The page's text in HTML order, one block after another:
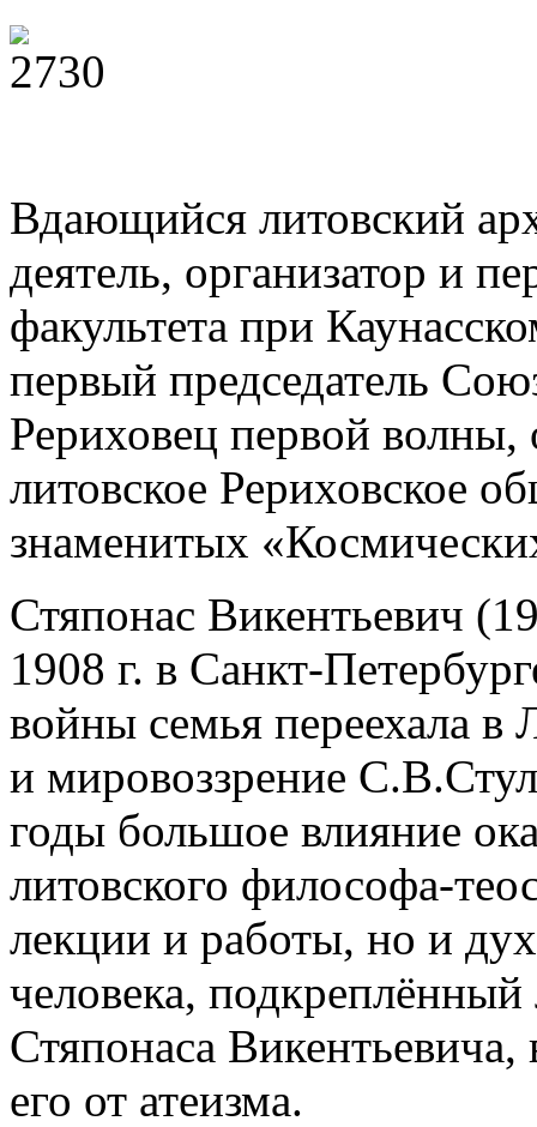
Вдающийся литовский
деятель, организатор и
факультета при
первый председатель
Рериховец первой волны,
литовское Рериховское
знаменитых
Стяпонас Викентьевич
1908 г. в Санкт-
войны семья переехала в
и мировоззрение
годы большое влияние
литовского философа-
лекции и работы, но и
человека,
Стяпонаса Викентьевича,
его от атеизма.